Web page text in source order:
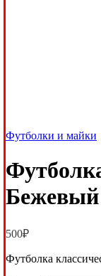
Футболки и майки
Бежевый
500₽
Футболка